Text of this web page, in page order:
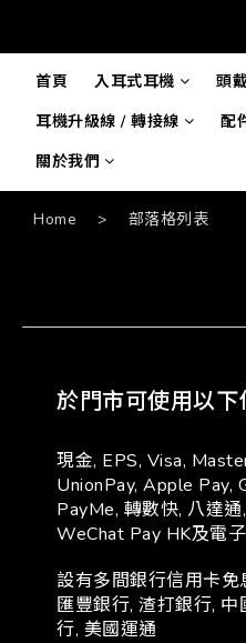
首頁 入耳式耳機 頭
耳機升級線 / 轉接線
配
關於我們
Home > 部落格列表
於門市可使用以下
現金, EPS, Visa,
UnionPay, Apple Pay,
PayMe, 轉數快, 八達
WeChat Pay HK及電
設有多間銀行信用卡免
匯豐銀行, 渣打銀行,
行, 美國運通